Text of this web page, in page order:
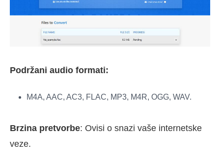
Podržani audio formati:
M4A, AAC, AC3, FLAC, MP3, M4R, OGG, WAV.
Brzina pretvorbe: Ovisi o snazi vaše internetske
veze.